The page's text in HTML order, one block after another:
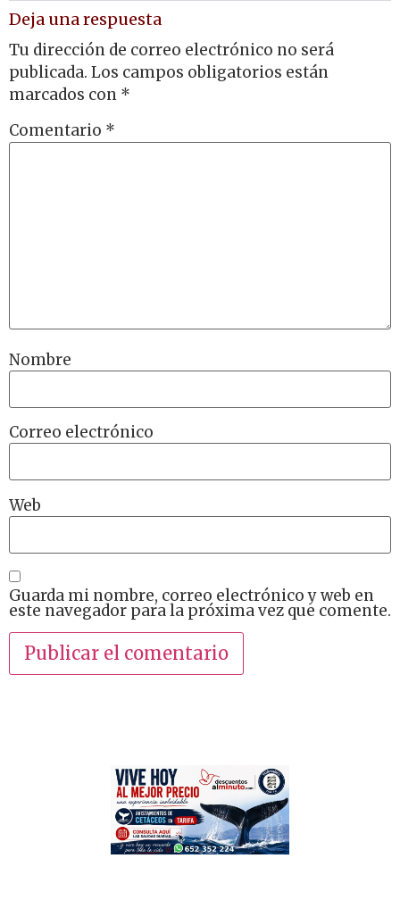
Deja una respuesta
Tu dirección de correo electrónico no será
publicada. Los campos obligatorios están
marcados con *
Comentario *
Nombre
Correo electrónico
Web
Guarda mi nombre, correo electrónico y web en
este navegador para la próxima vez que comente.